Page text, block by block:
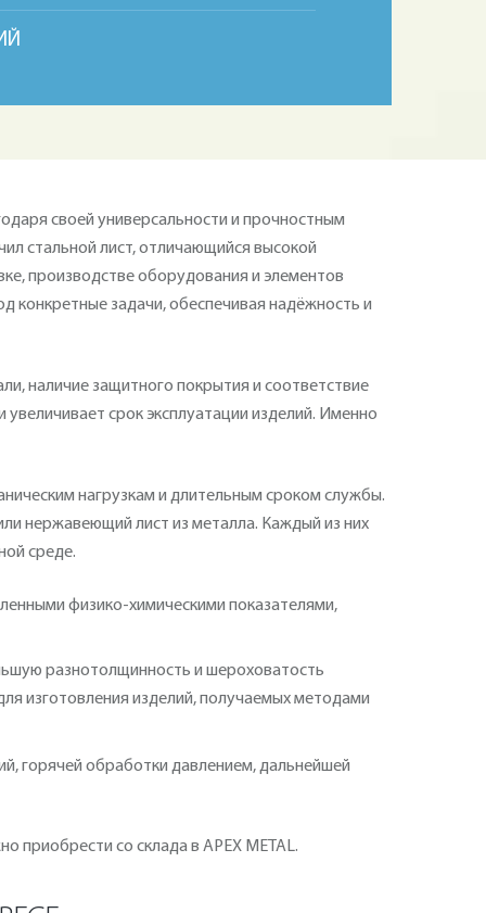
своей универсальности и прочностным
стальной лист, отличающийся высокой
производстве оборудования и элементов
конкретные задачи, обеспечивая надёжность и
наличие защитного покрытия и соответствие
срок эксплуатации изделий. Именно
нагрузкам и длительным сроком службы.
нержавеющий лист из металла. Каждый из них
среде.
физико-химическими показателями,
разнотолщинность и шероховатость
изготовления изделий, получаемых методами
горячей обработки давлением, дальнейшей
приобрести со склада в APEX METAL.